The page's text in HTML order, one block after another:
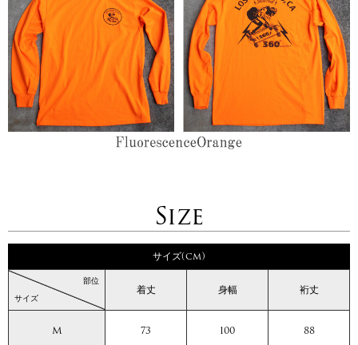
Size
サイズ(cm)
サイズ
部位
着丈 身幅 裄丈
M 73 100 88